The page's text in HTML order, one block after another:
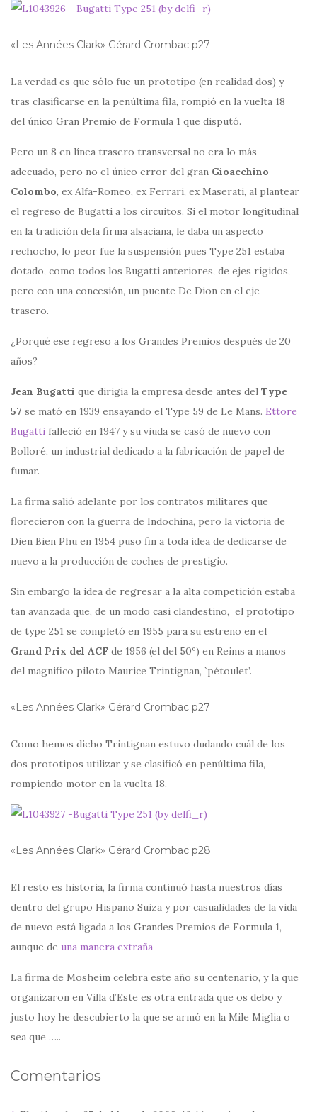
«Les Années Clark» Gérard Crombac p27
La verdad es que sólo fue un prototipo (en realidad dos) y
tras clasificarse en la penúltima fila, rompió en la vuelta 18
del único Gran Premio de Formula 1 que disputó.
Pero un 8 en línea trasero transversal no era lo más
adecuado, pero no el único error del gran Gioacchino
Colombo, ex Alfa-Romeo, ex Ferrari, ex Maserati, al plantear
el regreso de Bugatti a los circuitos. Si el motor longitudinal
en la tradición dela firma alsaciana, le daba un aspecto
rechocho, lo peor fue la suspensión pues Type 251 estaba
dotado, como todos los Bugatti anteriores, de ejes rígidos,
pero con una concesión, un puente De Dion en el eje
trasero.
¿Porqué ese regreso a los Grandes Premios después de 20
años?
Jean Bugatti que dirigia la empresa desde antes del Type
57 se mató en 1939 ensayando el Type 59 de Le Mans. Ettore
Bugatti falleció en 1947 y su viuda se casó de nuevo con
Bolloré, un industrial dedicado a la fabricación de papel de
fumar.
La firma salió adelante por los contratos militares que
florecieron con la guerra de Indochina, pero la victoria de
Dien Bien Phu en 1954 puso fin a toda idea de dedicarse de
nuevo a la producción de coches de prestigio.
Sin embargo la idea de regresar a la alta competición estaba
tan avanzada que, de un modo casi clandestino, el prototipo
de type 251 se completó en 1955 para su estreno en el
Grand Prix del ACF de 1956 (el del 50º) en Reims a manos
del magnifico piloto Maurice Trintignan, `pétoulet’.
«Les Années Clark» Gérard Crombac p27
Como hemos dicho Trintignan estuvo dudando cuál de los
dos prototipos utilizar y se clasificó en penúltima fila,
rompiendo motor en la vuelta 18.
«Les Années Clark» Gérard Crombac p28
El resto es historia, la firma continuó hasta nuestros días
dentro del grupo Hispano Suiza y por casualidades de la vida
de nuevo está ligada a los Grandes Premios de Formula 1,
aunque de una manera extraña
La firma de Mosheim celebra este año su centenario, y la que
organizaron en Villa d’Este es otra entrada que os debo y
justo hoy he descubierto la que se armó en la Mile Miglia o
sea que …..
Comentarios